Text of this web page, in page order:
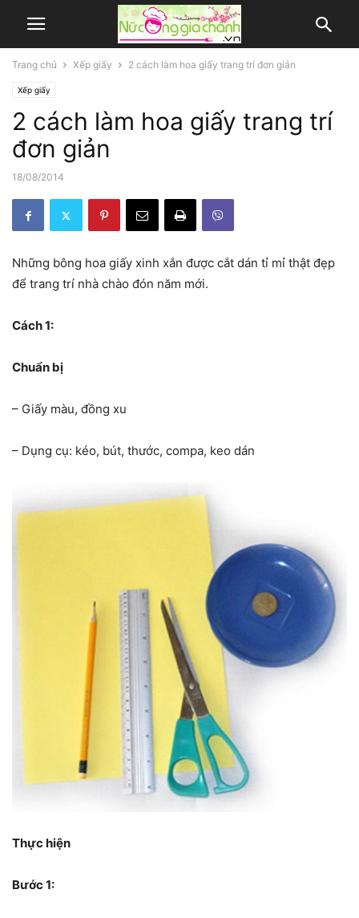
Trang chủ Xếp giấy 2 cách làm hoa giấy trang trí đơn giản
Xếp giấy
2 cách làm hoa giấy trang trí
đơn giản
18/08/2014
Những bông hoa giấy xinh xắn được cắt dán tỉ mỉ thật đẹp
để trang trí nhà chào đón năm mới.
Cách 1:
Chuẩn bị
– Giấy màu, đồng xu
– Dụng cụ: kéo, bút, thước, compa, keo dán
Thực hiện
Bước 1: